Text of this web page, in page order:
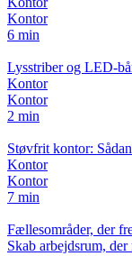
Kontor
6 min
Lysstriber og LED-
Kontor
Kontor
2 min
Støvfrit kontor:
Kontor
Kontor
7 min
Fællesområder, der
Skab arbejdsrum,